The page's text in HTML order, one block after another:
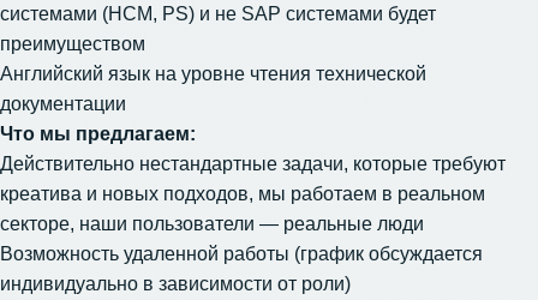
системами (HCM, PS) и не SAP системами будет
преимуществом
Английский язык на уровне чтения технической
документации
Что мы предлагаем:
Действительно нестандартные задачи, которые требуют
креатива и новых подходов, мы работаем в реальном
секторе, наши пользователи — реальные люди
Возможность удаленной работы (график обсуждается
индивидуально в зависимости от роли)